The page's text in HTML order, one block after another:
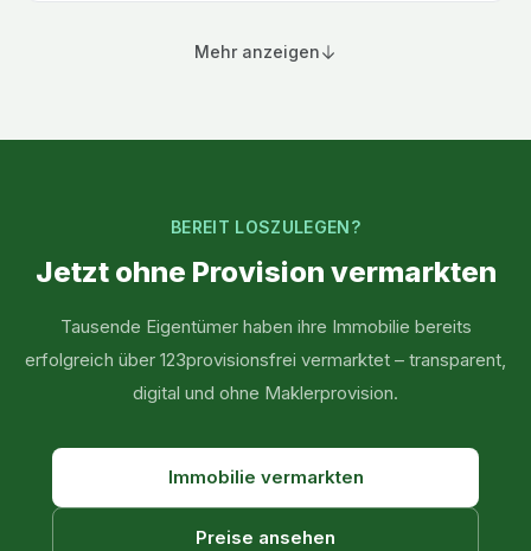
Mehr anzeigen
BEREIT LOSZULEGEN?
Jetzt ohne Provision vermarkten
Tausende Eigentümer haben ihre Immobilie bereits
erfolgreich über 123provisionsfrei vermarktet – transparent,
digital und ohne Maklerprovision.
Immobilie vermarkten
Preise ansehen